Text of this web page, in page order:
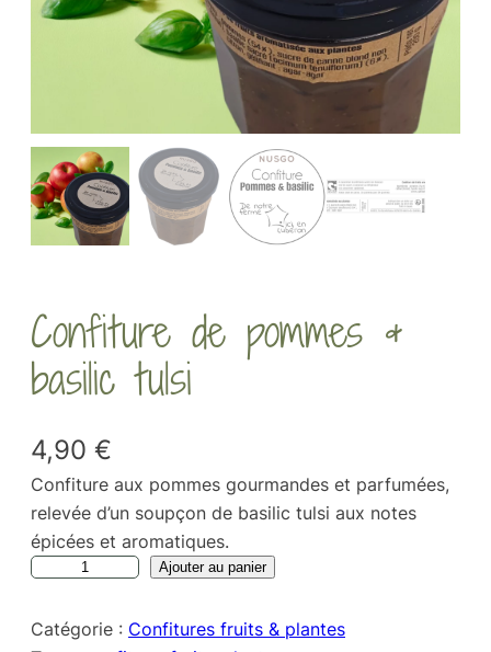
Confiture de pommes &
basilic tulsi
4,90 €
Confiture aux pommes gourmandes et parfumées,
relevée d’un soupçon de basilic tulsi aux notes
épicées et aromatiques.
q
a
Ajouter au panier
A
t
Catégorie : Confitures fruits & plantes